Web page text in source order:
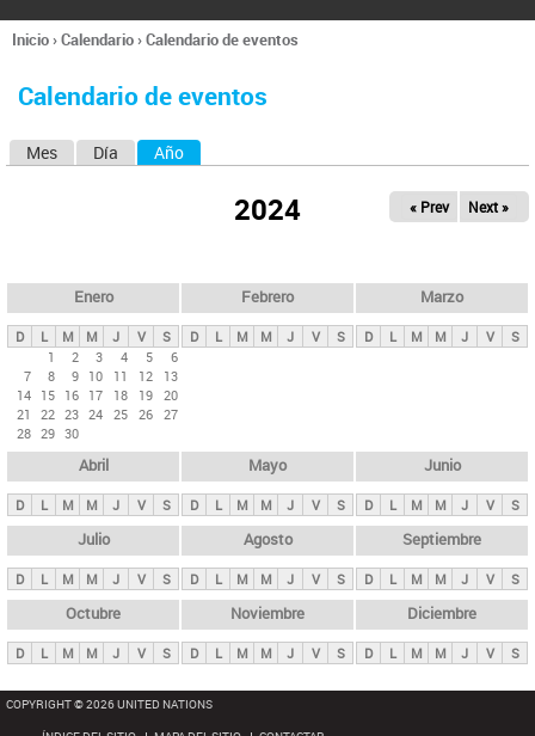
l
d
Se
usted
Inicio›Calendario›Calendario de eventos
Calendario de eventos
s
p
n
i
p
a
l
s
Mes Día Año
2024 « Prev Next »
Enero
D L M M J V
S
1
2 3 4 5
6
7
8 9 10 11 12
13
14 15 16 17 18 19 20
21
22 23 24 25 26 27
28 29 30
Febrero
D L M M J V S
Marzo
D L M M J V S
Abril
D L M M J V S
Mayo
D L M M J V S
Junio
D L M M J V S
Julio
D L M M J V S
Agosto
D L M M J V S
Septiembre
D L M M J V S
Octubre
D L M M J V S
Noviembre
D L M M J V S
Diciembre
D L M M J V S
COPYRIGHT © 2026 UNITED NATIONS